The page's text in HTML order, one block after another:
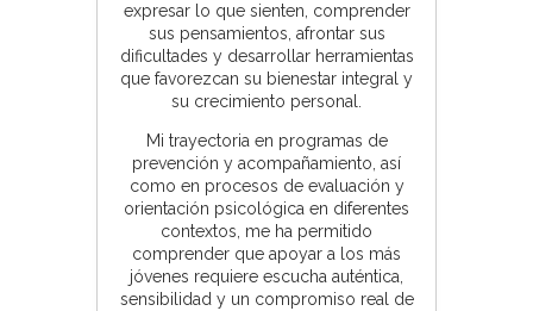
expresar lo que sienten, comprender
sus pensamientos, afrontar sus
dificultades y desarrollar herramientas
que favorezcan su bienestar integral y
su crecimiento personal.
Mi trayectoria en programas de
prevención y acompañamiento, así
como en procesos de evaluación y
orientación psicológica en diferentes
contextos, me ha permitido
comprender que apoyar a los más
jóvenes requiere escucha auténtica,
sensibilidad y un compromiso real de